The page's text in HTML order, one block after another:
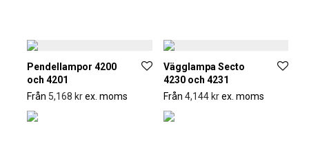
Pendellampor 4200
och 4201
Från 5,168 krex. moms
Vägglampa Secto
4230 och 4231
Från 4,144 krex. moms